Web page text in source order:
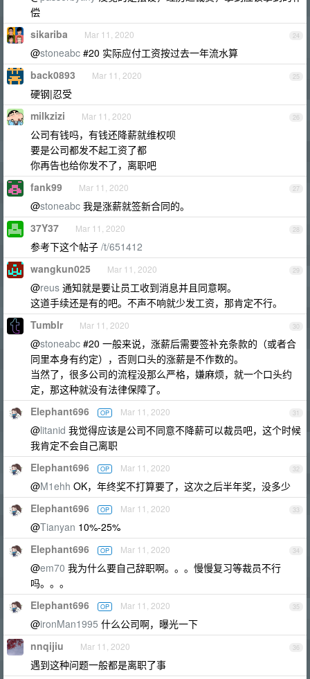
偿
24
sikariba Mar 11, 2020
@stoneabc #20 实际应付工资按过去一年流水算
25
back0893 Mar 11, 2020
硬钢|忍受
26
milkzizi Mar 11, 2020
公司有钱吗，有钱还降薪就维权呗
要是公司都发不起工资了都
你再告也给你发不了，离职吧
27
fank99 Mar 11, 2020
@stoneabc 我是涨薪就签新合同的。
28
37Y37 Mar 11, 2020
参考下这个帖子 /t/651412
29
wangkun025 Mar 11, 2020
@reus 通知就是要让员工收到消息并且同意啊。
这道手续还是有的吧。不声不响就少发工资，那肯定不行。
30
Tumblr Mar 11, 2020
@stoneabc #20 一般来说，涨薪后需要签补充条款的（或者合
同里本身有约定），否则口头的涨薪是不作数的。
当然了，很多公司的流程没那么严格，嫌麻烦，就一个口头约
定，那这种就没有法律保障了。
31
Elephant696 OP Mar 11, 2020
@litanid 我觉得应该是公司不同意不降薪可以裁员吧，这个时候
我肯定不会自己离职
32
Elephant696 OP Mar 11, 2020
@M1ehh OK，年终奖不打算要了，这次之后半年奖，没多少
33
Elephant696 OP Mar 11, 2020
@Tianyan 10%-25%
34
Elephant696 OP Mar 11, 2020
@em70 我为什么要自己辞职啊。。。慢慢复习等裁员不行
吗。。。
35
Elephant696 OP Mar 11, 2020
@ironMan1995 什么公司啊，曝光一下
36
nnqijiu Mar 11, 2020
遇到这种问题一般都是离职了事